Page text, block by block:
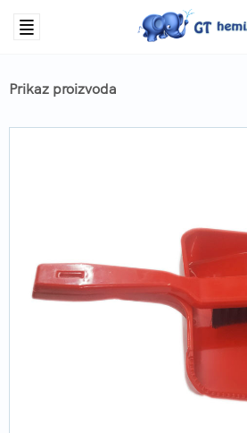
Prikaz proizvoda